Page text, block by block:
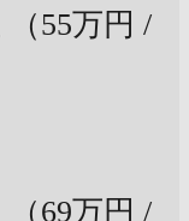
（55万円 /
（69万円 /